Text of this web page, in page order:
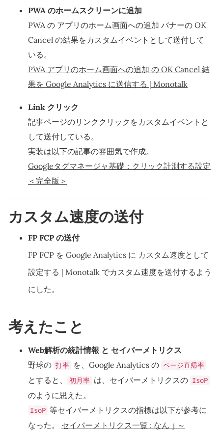
PWA のホームスクリーンに追加
PWA の アプリのホーム画面への追加 バナーの OK
Cancel の結果をカスタムイベントとして送付して
いる。
PWA アプリのホーム画面への追加 の OK Cancel 結
果を Google Analytics に送信する | Monotalk
Link クリック
記事ページのリンククリックをカスタムイベントと
して送付している。
実装は以下の記事の雰囲気で作成。
Googleタグマネージャ基礎：クリック計測する設定
＜完全版＞
カスタム速度の送付
FP FCP の送付
FP FCP を Google Analytics に カスタム速度として
設定する | Monotalk でカスタム速度を送付するよう
にした。
考えたこと
Web解析の統計情報 と セイバーメトリクス
野球の 打率 を、Google Analytics の ページ直帰率
とすると、 初月率 は、セイバーメトリクスの IsoP
のように思えた。
IsoP 等セイバーメトリクスの指標は以下が参考に
なった。 セイバーメトリクス一覧 : なんｊ～